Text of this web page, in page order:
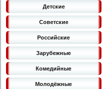
Детские
Советские
Российские
Зарубежные
Комедийные
Молодёжные